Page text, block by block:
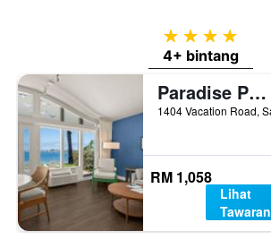
4 bintang
4+ bintang
Paradise Point Resort & Spa
RM 1,058
Lihat
Tawaran